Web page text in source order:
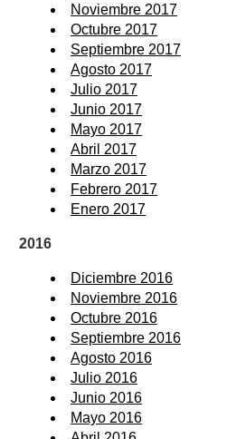
Noviembre 2017
Octubre 2017
Septiembre 2017
Agosto 2017
Julio 2017
Junio 2017
Mayo 2017
Abril 2017
Marzo 2017
Febrero 2017
Enero 2017
2016
Diciembre 2016
Noviembre 2016
Octubre 2016
Septiembre 2016
Agosto 2016
Julio 2016
Junio 2016
Mayo 2016